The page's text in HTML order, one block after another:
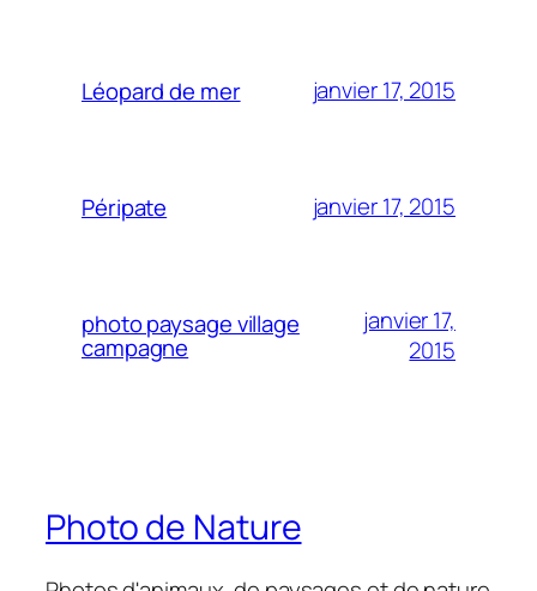
Léopard de mer janvier 17, 2015
Péripate janvier 17, 2015
photo paysage village
campagne
janvier 17,
2015
Photo de Nature